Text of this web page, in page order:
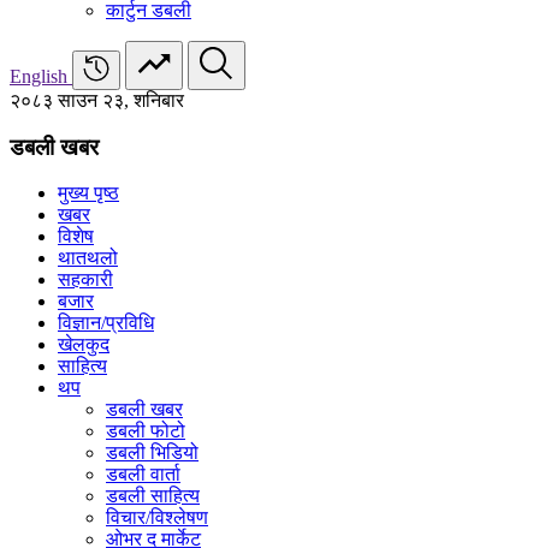
कार्टुन डबली
English
२०८३ साउन २३, शनिबार
डबली खबर
मुख्य पृष्ठ
खबर
विशेष
थातथलो
सहकारी
बजार
विज्ञान/प्रविधि
खेलकुद
साहित्य
थप
डबली खबर
डबली फोटो
डबली भिडियो
डबली वार्ता
डबली साहित्य
विचार/विश्‍लेषण
ओभर द मार्केट